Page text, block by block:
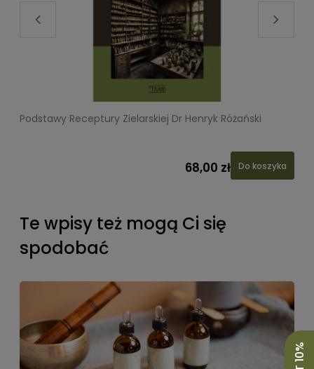
Podstawy Receptury Zielarskiej Dr Henryk Różański
68,00 zł Do koszyka
Te wpisy też mogą Ci się
spodobać